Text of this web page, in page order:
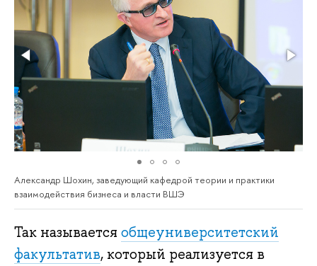
Александр Шохин, заведующий кафедрой теории и практики
взаимодействия бизнеса и власти ВШЭ
Так называется общеуниверситетский
факультатив, который реализуется в